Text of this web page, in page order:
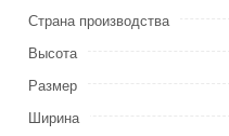
Страна производства
Высота
Размер
Ширина